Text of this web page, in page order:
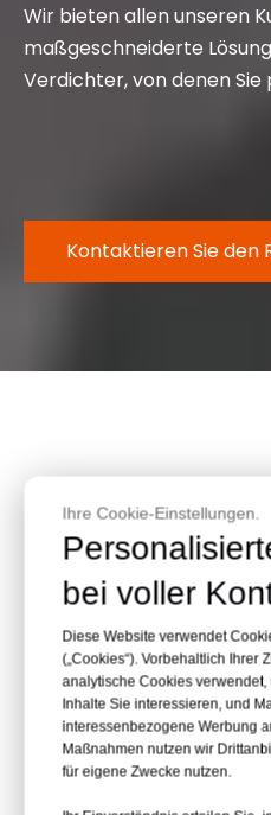
Ihre Cookie-Einstellungen.
bei voller
Diese Website verwendet
(„Cookies“). Vorbehaltlich Ihrer
analytische Cookies
Inhalte Sie interessieren, und
interessenbezogene Werbung
Maßnahmen nutzen wir
für eigene Zwecke nutzen.
Wir bieten allen unseren
maßgeschneiderte
Verdichter, von denen
Kontaktieren Sie den